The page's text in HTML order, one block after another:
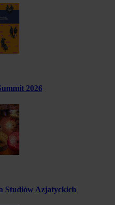
2026
Studiów Azjatyckich